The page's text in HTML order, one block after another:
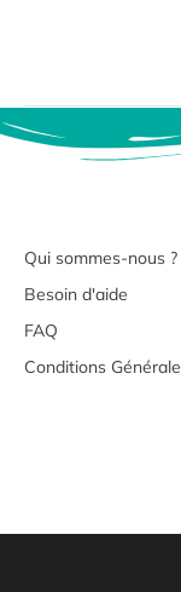
Qui sommes-nous ?
Besoin d'aide
FAQ
Conditions